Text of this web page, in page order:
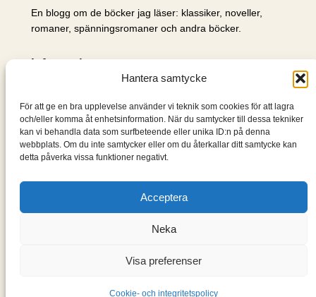
Hantera samtycke
För att ge en bra upplevelse använder vi teknik som cookies för att lagra
och/eller komma åt enhetsinformation. När du samtycker till dessa tekniker
kan vi behandla data som surfbeteende eller unika ID:n på denna
webbplats. Om du inte samtycker eller om du återkallar ditt samtycke kan
detta påverka vissa funktioner negativt.
Acceptera
Neka
Visa preferenser
Cookie- och integritetspolicy
En blogg om de böcker jag läser: klassiker, noveller,
romaner, spänningsromaner och andra böcker.
Information
Om mig & om bloggen
S
ö
k
WordPress